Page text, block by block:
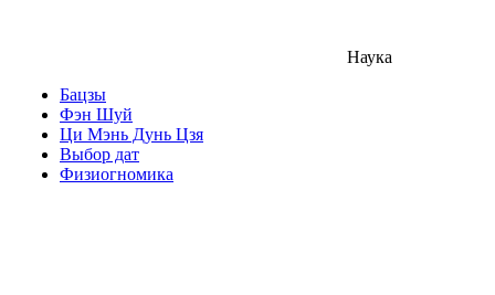
Наука
Бацзы
Фэн Шуй
Ци Мэнь Дунь Цзя
Выбор дат
Физиогномика